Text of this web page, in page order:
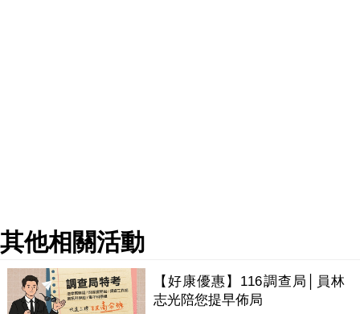
其他相關活動
【好康優惠】116調查局│員林
志光陪您提早佈局